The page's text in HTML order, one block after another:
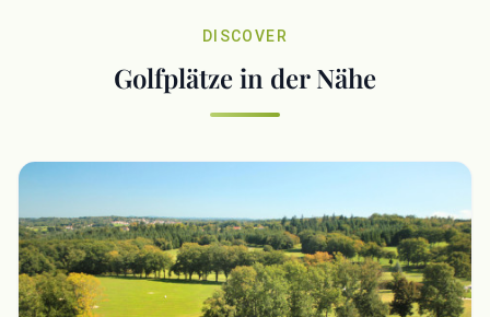
DISCOVER
Golfplätze in der Nähe